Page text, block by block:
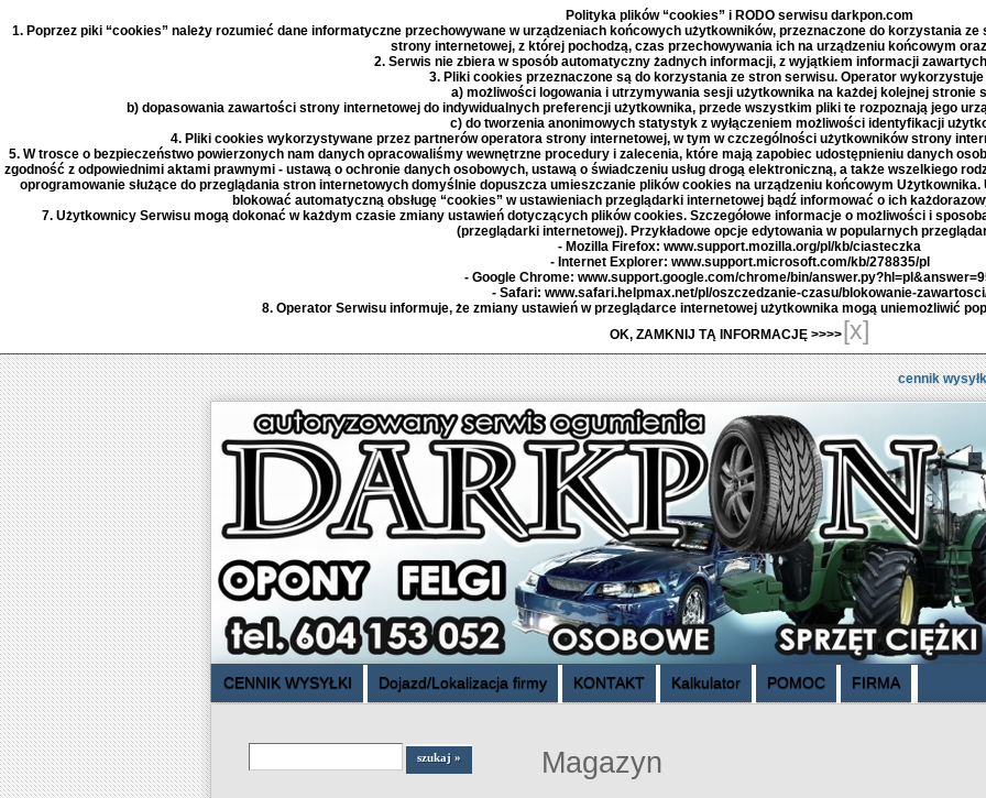
Polityka plików “cookies” i RODO serwisu darkpon.com
1. Poprzez piki “cookies” należy rozumieć dane informatyczne przechowywane w urządzeniach końcowych użytkowników, przeznaczone do korzystania
strony internetowej, z której pochodzą, czas przechowywania ich na urządzeniu końcowym
2. Serwis nie zbiera w sposób automatyczny żadnych informacji, z wyjątkiem informacji
3. Pliki cookies przeznaczone są do korzystania ze stron serwisu. Operator
a) możliwości logowania i utrzymywania sesji użytkownika na każdej kolejnej stronie
b) dopasowania zawartości strony internetowej do indywidualnych preferencji użytkownika, przede wszystkim pliki te rozpoznają jego
c) do tworzenia anonimowych statystyk z wyłączeniem możliwości identyfikacji
4. Pliki cookies wykorzystywane przez partnerów operatora strony internetowej, w tym w czczególności użytkowników strony
5. W trosce o bezpieczeństwo powierzonych nam danych opracowaliśmy wewnętrzne procedury i zalecenia, które mają zapobiec udostępnieniu danych
zgodność z odpowiednimi aktami prawnymi - ustawą o ochronie danych osobowych, ustawą o świadczeniu usług drogą elektroniczną, a także wszelkiego
oprogramowanie służące do przeglądania stron internetowych domyślnie dopuszcza umieszczanie plików cookies na urządzeniu końcowym
blokować automatyczną obsługę “cookies” w ustawieniach przeglądarki internetowej bądź informować o ich
7. Użytkownicy Serwisu mogą dokonać w każdym czasie zmiany ustawień dotyczących plików cookies. Szczegółowe informacje o możliwości i
(przeglądarki internetowej). Przykładowe opcje edytowania w popularnych
- Mozilla Firefox: www.support.mozilla.org/pl/kb/ciasteczka
- Internet Explorer: www.support.microsoft.com/kb/278835/pl
- Google Chrome: www.support.google.com/chrome/bin/
- Safari: www.safari.helpmax.net/pl/oszczedzanie-czasu/blokowanie-
8. Operator Serwisu informuje, że zmiany ustawień w przeglądarce internetowej użytkownika mogą uniemożliwić
OK, ZAMKNIJ TĄ INFORMACJĘ >>>>[x]
cennik
CENNIK WYSYŁKI Dojazd/Lokalizacja firmy KONTAKT Kalkulator POMOC FIRMA
Magazyn